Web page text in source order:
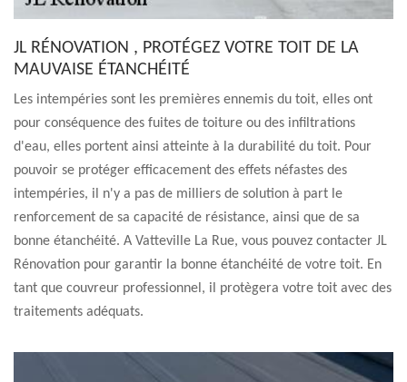
JL RÉNOVATION , PROTÉGEZ VOTRE TOIT DE LA
MAUVAISE ÉTANCHÉITÉ
Les intempéries sont les premières ennemis du toit, elles ont
pour conséquence des fuites de toiture ou des infiltrations
d'eau, elles portent ainsi atteinte à la durabilité du toit. Pour
pouvoir se protéger efficacement des effets néfastes des
intempéries, il n'y a pas de milliers de solution à part le
renforcement de sa capacité de résistance, ainsi que de sa
bonne étanchéité. A Vatteville La Rue, vous pouvez contacter JL
Rénovation pour garantir la bonne étanchéité de votre toit. En
tant que couvreur professionnel, il protègera votre toit avec des
traitements adéquats.